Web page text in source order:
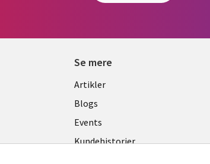
Se mere
Library
Links
DENMARK
Artikler
Blogs
Events
Kundehistorier